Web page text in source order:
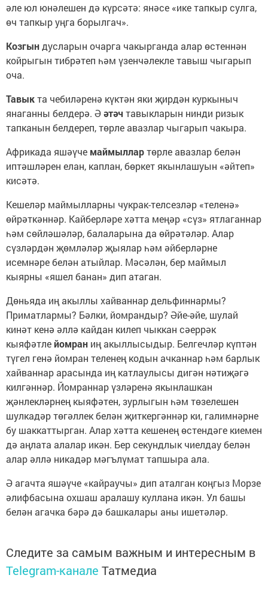
әле юл юнәлешен дә күрсәтә: янәсе «ике тапкыр сулга,
өч тапкыр уңга борылгач».
Козгындусларын очарга чакырганда алар өстеннән
койрыгын тибрәтеп һәм үзенчәлекле тавыш чыгарып
оча.
Тавыкта чебиләренә күктән яки җирдән куркыныч
янаганны белдерә. Әәтәчтавыкларын нинди ризык
тапканын белдереп, төрле авазлар чыгарып чакыра.
Африкада яшәүче маймыллартөрле авазлар белән
иптәшләрен елан, каплан, бөркет якынлашуын «әйтеп»
кисәтә.
Кешеләр маймылларны чукрак-телсезләр «теленә»
өйрәткәннәр. Кайберләре хәтта меңәр «сүз» ятлаганнар
һәм сөйләшәләр, балаларына да өйрәтәләр. Алар
сүзләрдән җөмләләр җыялар һәм әйберләрне
исемнәре белән атыйлар. Мәсәлән, бер маймыл
кыярны «яшел банан» дип атаган.
Дөньяда иң акыллы хайваннар дельфиннармы?
Приматлармы? Бәлки, йомрандыр? Әйе-әйе, шулай
кинәт кенә әллә кайдан килеп чыккан сәеррәк
кыяфәтлейомран иң акыллысыдыр. Белгечләр күптән
түгел генә йомран теленең кодын ачканнар һәм барлык
хайваннар арасында иң катлаулысы дигән нәтиҗәгә
килгәннәр. Йомраннар үзләренә якынлашкан
җәнлекләрнең кыяфәтен, зурлыгын һәм төзелешен
шулкадәр төгәллек белән җиткергәннәр ки, галимнәрне
бу шаккаттырган. Алар хәтта кешенең өстендәге киемен
дә аңлата алалар икән. Бер секундлык чиелдау белән
алар әллә никадәр мәгълүмат тапшыра ала.
Ә агачта яшәүче «кайраучы» дип аталган коңгыз Морзе
әлифбасына охшаш аралашу куллана икән. Ул башы
белән агачка бәрә дә башкалары аны ишетәләр.
Следите за самым важным и интересным в
Telegram-канале Татмедиа